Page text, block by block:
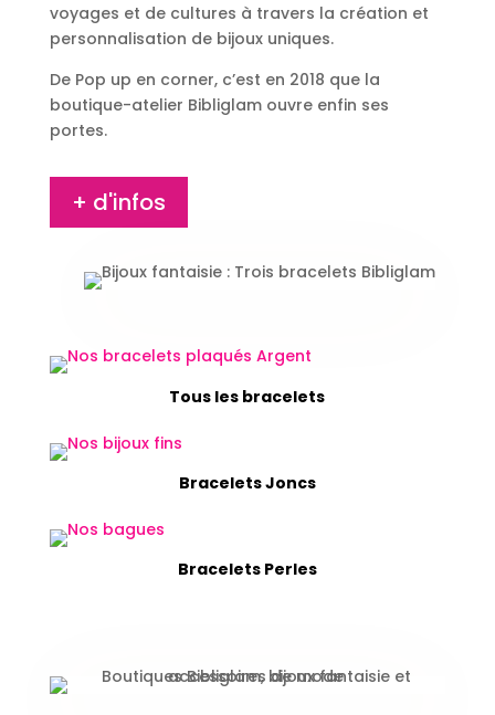
voyages et de cultures à travers la création et
personnalisation de bijoux uniques.
De Pop up en corner, c’est en 2018 que la
boutique-atelier Bibliglam ouvre enfin ses
portes.
+ d'infos
Tous les bracelets
Bracelets Joncs
Bracelets Perles